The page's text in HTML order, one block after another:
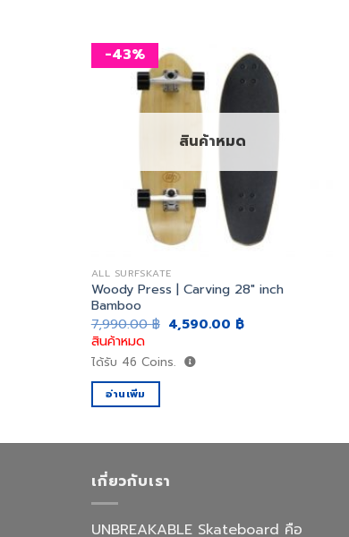
-43%
สินค้าหมด
ALL SURFSKATE
Woody Press | Carving 28″ inch
Bamboo
7,990.00฿ Original
price
7,990.00 ฿.
4,590.00 ฿Current
สินค้าหมด
ได้รับ 46 Coins.
อ่านเพิ่ม
เกี่ยวกับเรา
UNBREAKABLE Skateboard คือ